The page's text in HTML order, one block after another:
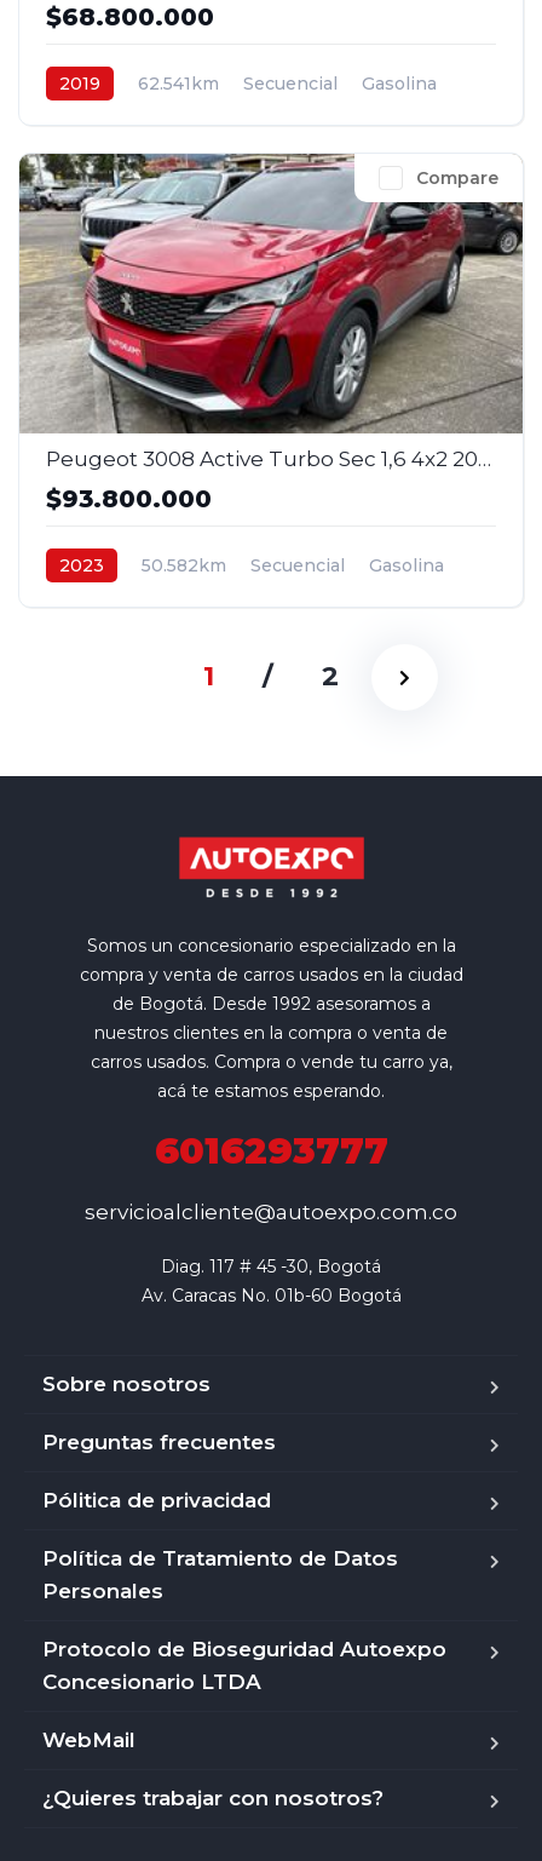
$68.800.000
2019 62.541km Secuencial
Gasolina
Compare
Peugeot 3008 Active Turbo Sec 1,6 4x2 2023
$93.800.000
2023 50.582km Secuencial
Gasolina
1 / 2
Somos un concesionario especializado en la
compra y venta de carros usados en la ciudad
de Bogotá. Desde 1992 asesoramos a
nuestros clientes en la compra o venta de
carros usados. Compra o vende tu carro ya,
acá te estamos esperando.
6016293777
servicioalcliente@autoexpo.com.co
Diag. 117 # 45 -30, Bogotá
Av. Caracas No. 01b-60 Bogotá
Sobre nosotros
Preguntas frecuentes
Pólitica de privacidad
Política de Tratamiento de Datos
Personales
Protocolo de Bioseguridad Autoexpo
Concesionario LTDA
WebMail
¿Quieres trabajar con nosotros?